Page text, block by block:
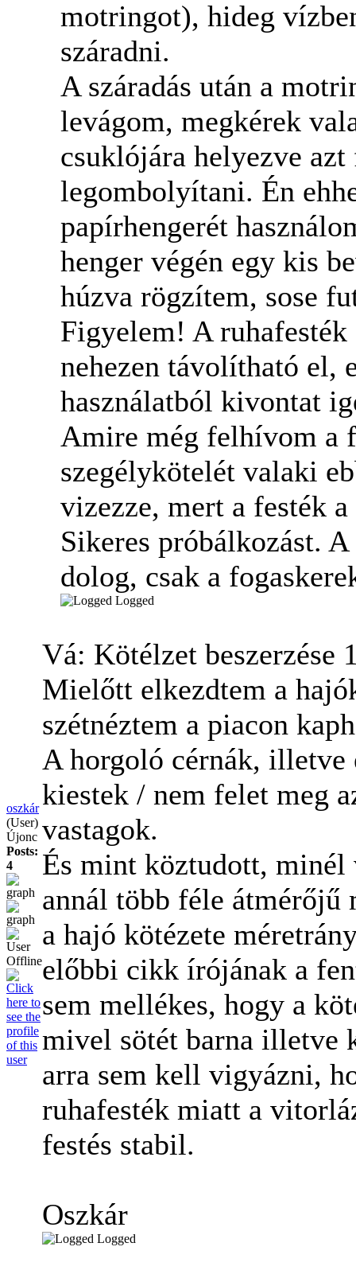
motringot), hideg
száradni.
A száradás után a
levágom, megkérek
csuklójára helyezve azt
legombolyítani. Én
papírhengerét
henger végén egy kis
húzva rögzítem, sose
Figyelem! A
nehezen távolítható el,
használatból kivontat
Amire még felhívom a
szegélykötelét valaki
vizezze, mert a festék
Sikeres próbálkozást.
dolog, csak a
Logged
oszkár
(User)
Újonc
Posts:
4
Vá: Kötélzet beszerzése
Mielőtt elkezdtem a
szétnéztem a piacon
A horgoló cérnák, illetve
kiestek / nem felet meg
vastagok.
És mint köztudott, minél
annál több féle átmérőjű
a hajó kötézete
előbbi cikk írójának a
sem mellékes, hogy a
mivel sötét barna illetve
arra sem kell vigyázni,
ruhafesték miatt a
festés stabil.
Oszkár
Logged